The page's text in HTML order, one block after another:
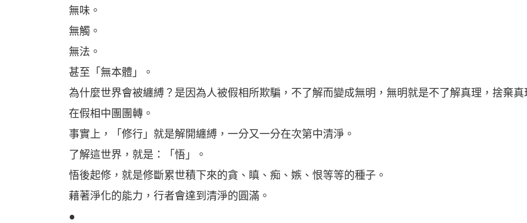
無味。
無觸。
無法。
甚至「無本體」。
為什麼世界會被纏縛？是因為人被假相所欺騙，不了解而變成無明，無明就是不了解真理，捨棄真
在假相中團團轉。
事實上，「修行」就是解開纏縛，一分又一分在次第中清淨。
了解這世界，就是：「悟」。
悟後起修，就是修斷累世積下來的貪、瞋、痴、嫉、恨等等的種子。
藉著淨化的能力，行者會達到清淨的圓滿。
●